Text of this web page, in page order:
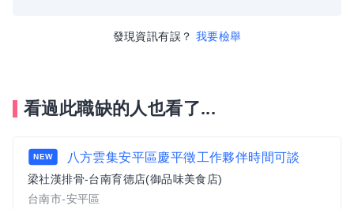
發現資訊有誤？ 我要檢舉
看過此職缺的人也看了...
NEW 八方雲集安平區慶平徵工作夥伴時間可談
梁社漢排骨-台南育德店(御品味美食店)
台南市-安平區